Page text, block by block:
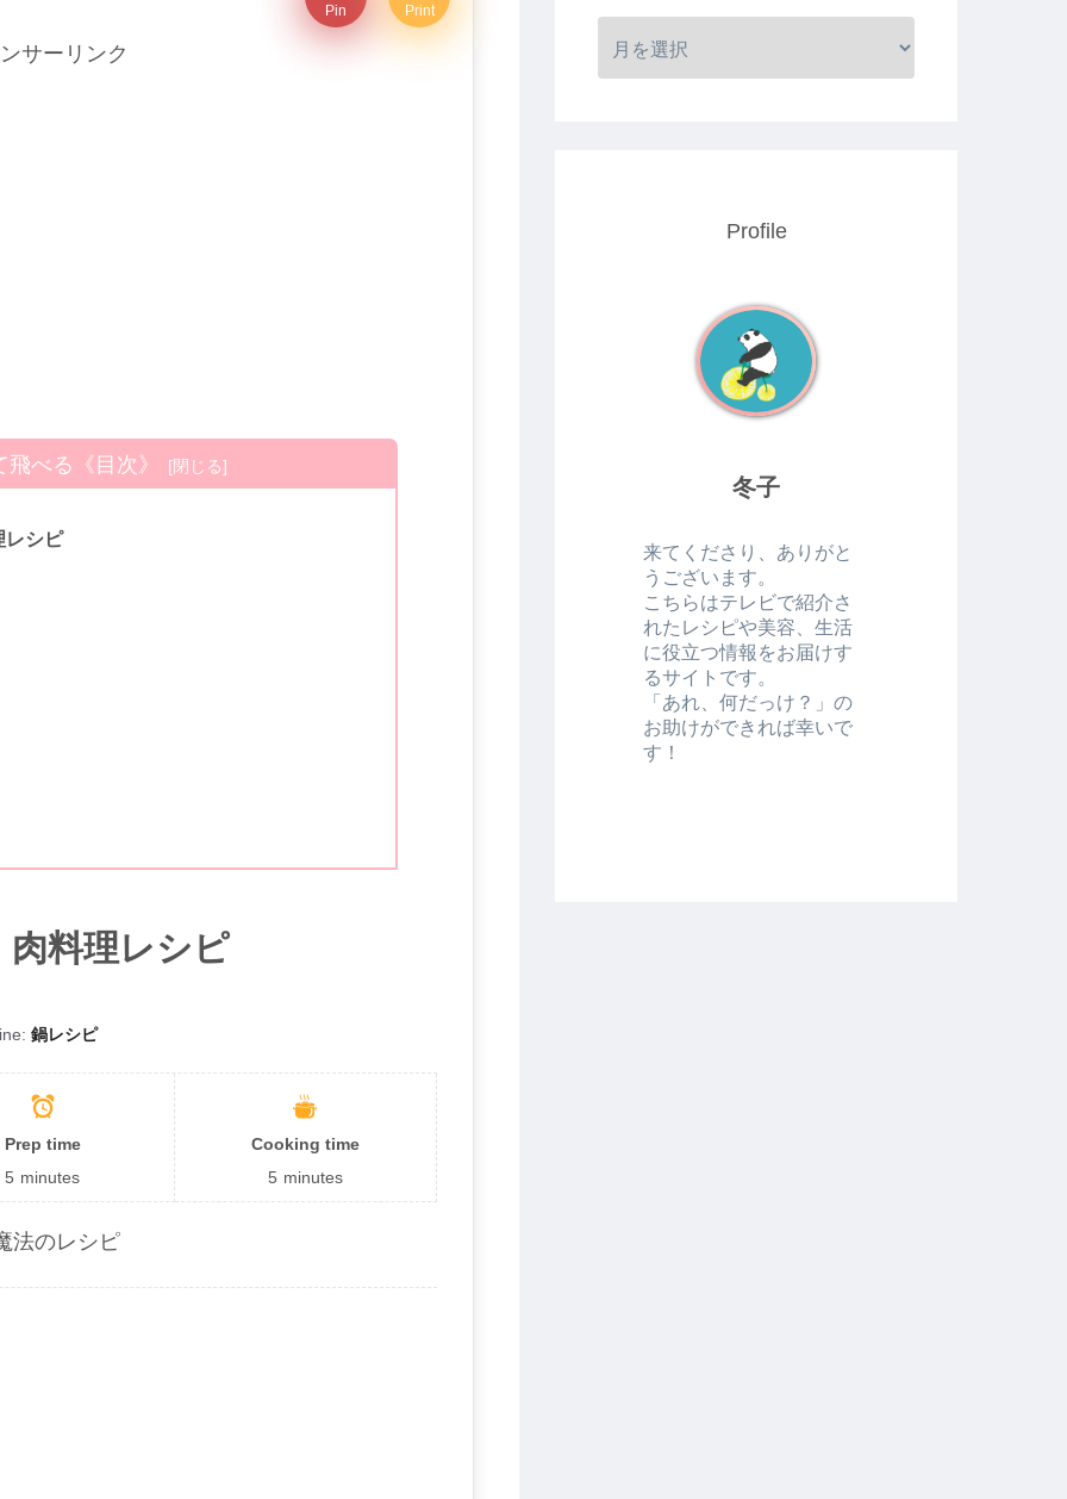
Pin Print
サーリンク
べる《目次》
レシピ
料理レシピ
鍋レシピ
Prep time
5 minutes
Cooking time
5 minutes
法のレシピ
Profile
冬子
来てくださり、ありがと
うございます。
こちらはテレビで紹介さ
れたレシピや美容、生活
に役立つ情報をお届けす
るサイトです。
「あれ、何だっけ？」の
お助けができれば幸いで
す！